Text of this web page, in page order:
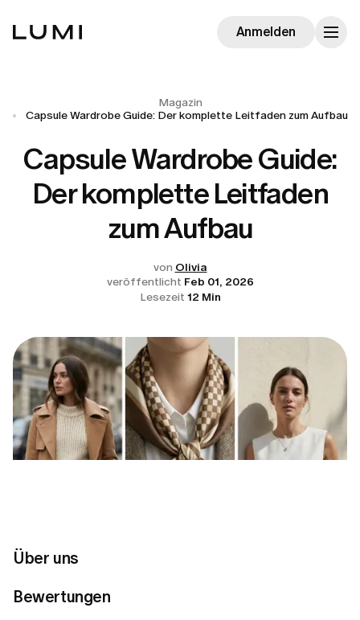
Über uns
Bewertungen
Anmelden
Magazin
Capsule Wardrobe Guide: Der komplette Leitfaden zum Aufbau
Capsule Wardrobe Guide:
Der komplette Leitfaden
zum Aufbau
von Olivia
veröffentlicht Feb 01, 2026
Lesezeit 12 Min